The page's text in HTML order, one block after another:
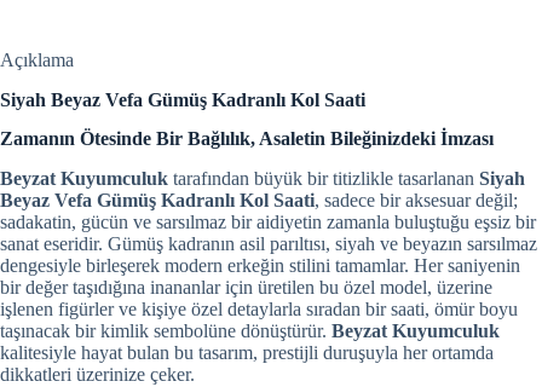
Açıklama
Siyah Beyaz Vefa Gümüş Kadranlı Kol Saati
Zamanın Ötesinde Bir Bağlılık, Asaletin Bileğinizdeki İmzası
Beyzat Kuyumculuk tarafından büyük bir titizlikle tasarlanan Siyah
Beyaz Vefa Gümüş Kadranlı Kol Saati, sadece bir aksesuar değil;
sadakatin, gücün ve sarsılmaz bir aidiyetin zamanla buluştuğu eşsiz bir
sanat eseridir. Gümüş kadranın asil parıltısı, siyah ve beyazın sarsılmaz
dengesiyle birleşerek modern erkeğin stilini tamamlar. Her saniyenin
bir değer taşıdığına inananlar için üretilen bu özel model, üzerine
işlenen figürler ve kişiye özel detaylarla sıradan bir saati, ömür boyu
taşınacak bir kimlik sembolüne dönüştürür. Beyzat Kuyumculuk
kalitesiyle hayat bulan bu tasarım, prestijli duruşuyla her ortamda
dikkatleri üzerinize çeker.